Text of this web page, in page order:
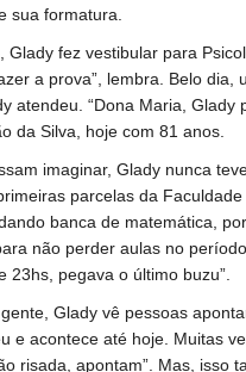
sua formatura.
fez vestibular para
a prova”, lembra. Belo dia,
atendeu. “Dona Maria, Glady
da Silva, hoje com 81 anos.
imaginar, Glady nunca
parcelas da
banca de matemática,
não perder aulas no
23hs, pegava o último buzu”.
Glady vê pessoas
e acontece até hoje. Muitas
risada, apontam”. Mas, isso